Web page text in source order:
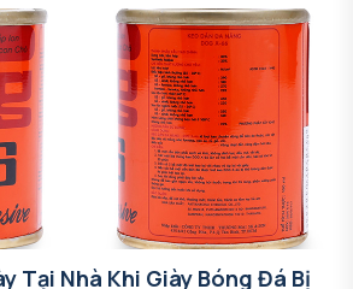
Tại Nhà Khi Giày Bóng Đá Bị